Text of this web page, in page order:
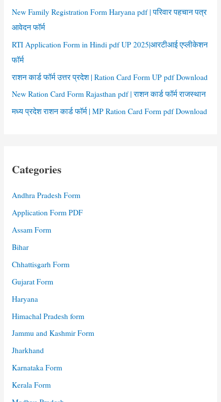
New Family Registration Form Haryana pdf | परिवार पहचान पत्र
आवेदन फॉर्म
RTI Application Form in Hindi pdf UP 2025|आरटीआई एप्लीकेशन
फॉर्म
राशन कार्ड फॉर्म उत्तर प्रदेश | Ration Card Form UP pdf Download
New Ration Card Form Rajasthan pdf | राशन कार्ड फॉर्म राजस्थान
मध्य प्रदेश राशन कार्ड फॉर्म | MP Ration Card Form pdf Download
Categories
Andhra Pradesh Form
Application Form PDF
Assam Form
Bihar
Chhattisgarh Form
Gujarat Form
Haryana
Himachal Pradesh form
Jammu and Kashmir Form
Jharkhand
Karnataka Form
Kerala Form